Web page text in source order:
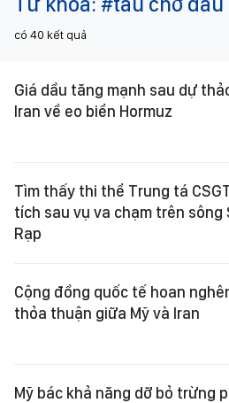
có 40 kết quả
Giá dầu tăng mạnh sau dự
Iran về eo biển Hormuz
Tìm thấy thi thể Trung tá
tích sau vụ va chạm trên sông
Rạp
Cộng đồng quốc tế hoan
thỏa thuận giữa Mỹ và Iran
Mỹ bác khả năng dỡ bỏ trừng